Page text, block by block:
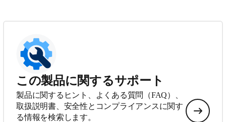
この製品に関するサポート
製品に関するヒント、よくある質問（FAQ）、
取扱説明書、安全性とコンプライアンスに関す
る情報を検索します。